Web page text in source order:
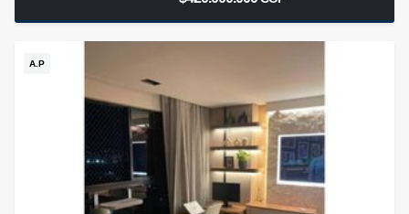
A.P